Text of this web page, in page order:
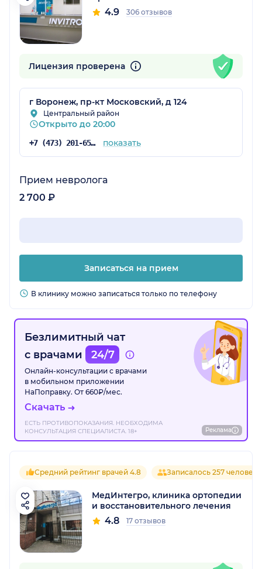
4.9 306 отзывов
Лицензия проверена
г Воронеж, пр-кт Московский, д 124
Центральный район
Открыто до 20:00
+7 (473) 201-65-34 показать
Прием невролога
2 700 ₽
Записаться на прием
В клинику можно записаться только по телефону
Безлимитный чат
с врачами
24/7
Онлайн-консультации с врачами
в мобильном приложении
НаПоправку. От 660₽/мес.
Скачать
ЕСТЬ ПРОТИВОПОКАЗАНИЯ. НЕОБХОДИМА
КОНСУЛЬТАЦИЯ СПЕЦИАЛИСТА. 18+
Реклама
Средний рейтинг врачей 4.8 Записалось 257 человек
МедИнтегро, клиника ортопедии
и восстановительного лечения
4.8 17 отзывов